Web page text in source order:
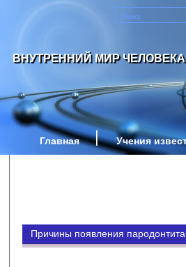
ВНУТРЕННИЙ МИР ЧЕЛОВЕКА
Главная Учения
Причины появления пародонтита